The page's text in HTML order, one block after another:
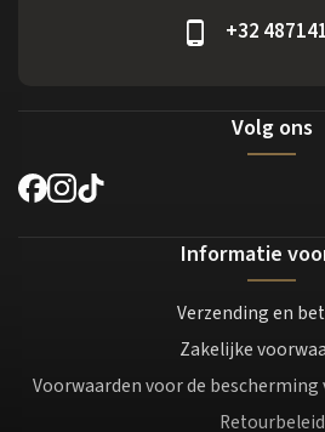
+32
Volg ons
Informatie
Verzending en
Zakelijke
Voorwaarden voor de
Retourbeleid